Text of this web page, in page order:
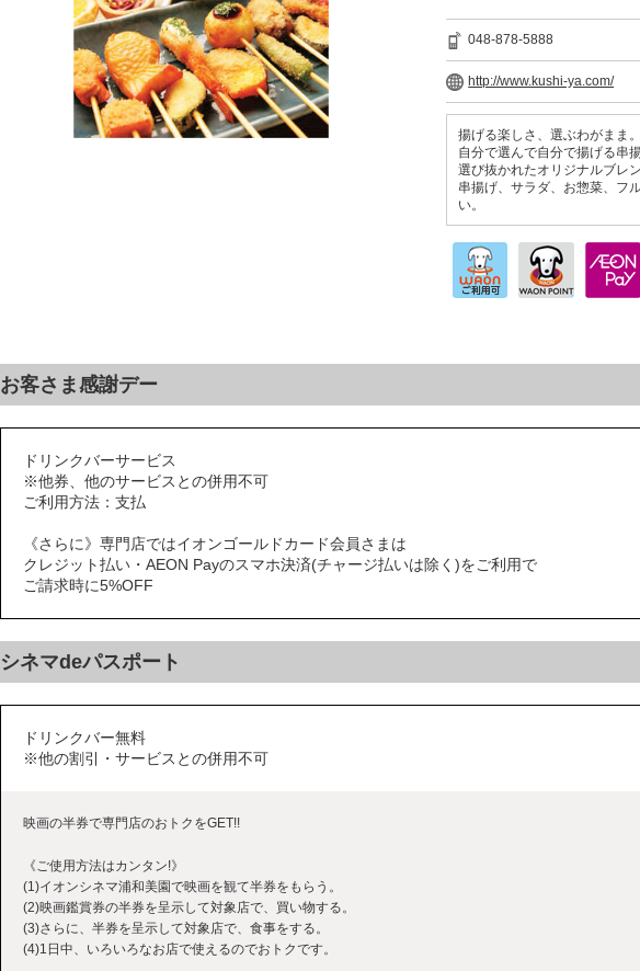
048-878-5888
http://www.kushi-ya.com/
揚げる楽しさ、選ぶわがまま。
自分で選んで自分で揚げる串
選び抜かれたオリジナルブレ
串揚げ、サラダ、お惣菜、フ
い。
お客さま感謝デー
ドリンクバーサービス
※他券、他のサービスとの併用不可
ご利用方法：支払
《さらに》専門店ではイオンゴールドカード会員さまは
クレジット払い・AEON Payのスマホ決済(チャージ払いは除く)をご利用で
ご請求時に5%OFF
シネマdeパスポート
ドリンクバー無料
※他の割引・サービスとの併用不可
映画の半券で専門店のおトクをGET!!
《ご使用方法はカンタン!》
(1)イオンシネマ浦和美園で映画を観て半券をもらう。
(2)映画鑑賞券の半券を呈示して対象店で、買い物する。
(3)さらに、半券を呈示して対象店で、食事をする。
(4)1日中、いろいろなお店で使えるのでおトクです。